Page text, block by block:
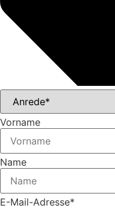
Vorname
Name
E-Mail-Adresse*